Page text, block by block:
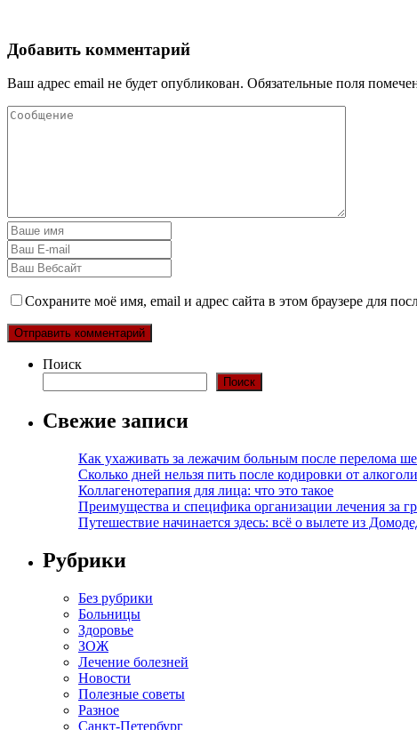
Добавить комментарий
Ваш адрес email не будет опубликован. Обязательные поля
Сохраните моё имя, email и адрес сайта в этом браузере для
Поиск
Поиск
Свежие записи
Как ухаживать за лежачим больным после перелома
Сколько дней нельзя пить после кодировки от
Коллагенотерапия для лица: что это такое
Преимущества и специфика организации лечения за
Путешествие начинается здесь: всё о вылете из
Рубрики
Без рубрики
Больницы
Здоровье
ЗОЖ
Лечение болезней
Новости
Полезные советы
Разное
Санкт-Петербург